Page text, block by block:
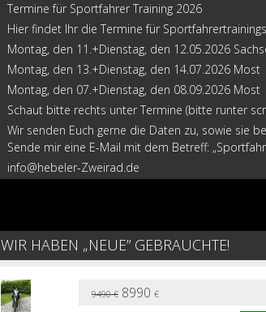
Termine für Sportfahrer Training 2026
Hier findet Ihr die Termine für
Montag, den 11.+Dienstag, den 12.05.2026
Montag, den 13.+Dienstag, den 14.07.2026 Most
Montag, den 07.+Dienstag, den 08.09.2026 Most
Schaut bitte rechts unter Termine (bitte runter
Wir senden Euch gerne die Daten zu, sowie sie
Sende mir eine E-Mail mit dem Betreff:
info@hebeler-Zweirad.de
WIR HABEN „NEUE” GEBRAUCHTE!
9490€ 8990 €